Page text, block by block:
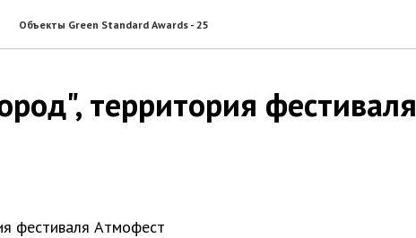
Объекты Green Standard Awards - 25
территория фестиваля
фестиваля Атмофест